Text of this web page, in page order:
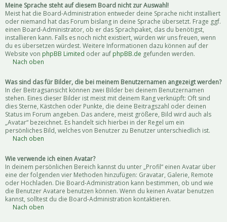
Meine Sprache steht auf diesem Board nicht zur Auswahl!
Meist hat die Board-Administration entweder deine Sprache nicht installiert
oder niemand hat das Forum bislang in deine Sprache übersetzt. Frage ggf.
einen Board-Administrator, ob er das Sprachpaket, das du benötigst,
installieren kann. Falls es noch nicht existiert, würden wir uns freuen, wenn
du es übersetzen würdest. Weitere Informationen dazu können auf der
Website von phpBB Limited oder auf phpBB.de gefunden werden.
Nach oben
Was sind das für Bilder, die bei meinem Benutzernamen angezeigt werden?
In der Beitragsansicht können zwei Bilder bei deinem Benutzernamen
stehen. Eines dieser Bilder ist meist mit deinem Rang verknüpft: Oft sind
dies Sterne, Kästchen oder Punkte, die deine Beitragszahl oder deinen
Status im Forum angeben. Das andere, meist größere, Bild wird auch als
„Avatar“ bezeichnet. Es handelt sich hierbei in der Regel um ein
persönliches Bild, welches von Benutzer zu Benutzer unterschiedlich ist.
Nach oben
Wie verwende ich einen Avatar?
In deinem persönlichen Bereich kannst du unter „Profil“ einen Avatar über
eine der folgenden vier Methoden hinzufügen: Gravatar, Galerie, Remote
oder Hochladen. Die Board-Administration kann bestimmen, ob und wie
die Benutzer Avatare benutzen können. Wenn du keinen Avatar benutzen
kannst, solltest du die Board-Administration kontaktieren.
Nach oben